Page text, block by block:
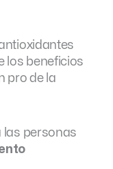
los beneficios
pro de la
las personas